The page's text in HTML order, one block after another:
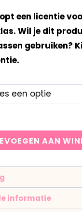
een licentie
Wil je dit
gebruiken?
AAN
informatie